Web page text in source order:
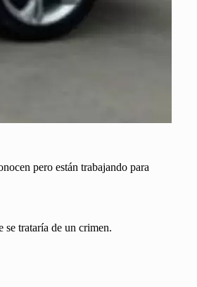
pero están trabajando para
trataría de un crimen.